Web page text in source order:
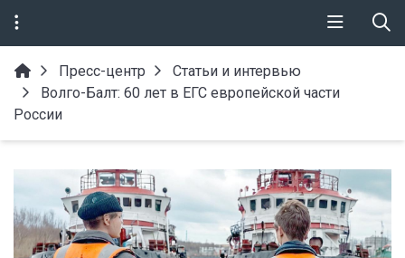
Пресс-центр
Статьи и интервью
Волго-Балт: 60 лет в ЕГС европейской части
России